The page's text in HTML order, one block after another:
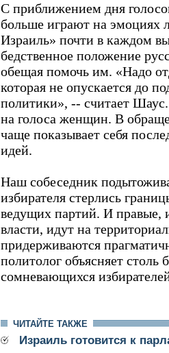
С приближением дня
больше играют на
Израиль» почти в каждом
бедственное положение
обещая помочь им. «Надо
которая не опускается до
политики», -- считает
на голоса женщин. В
чаще показывает себя
идей.
Наш собеседник
избирателя стерлись
ведущих партий. И правые,
власти, идут на
придерживаются
политолог объясняет столь
сомневающихся
ЧИТАЙТЕ ТАКЖЕ
Израиль готовится к